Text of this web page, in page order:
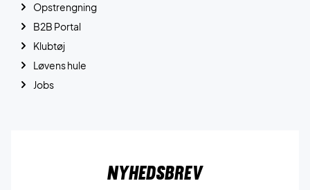
Opstrengning
B2B Portal
Klubtøj
Løvens hule
Jobs
Nyhedsbrev